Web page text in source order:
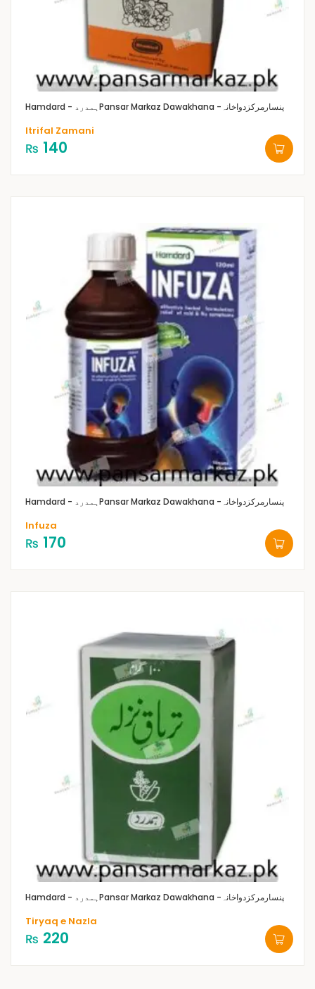
Hamdard - ہمدرد Pansar Markaz Dawakhana -پنسارمرکزدواخانہ
Itrifal Zamani
₨ 140
Hamdard - ہمدرد Pansar Markaz Dawakhana -پنسارمرکزدواخانہ
Infuza
₨ 170
Hamdard - ہمدرد Pansar Markaz Dawakhana -پنسارمرکزدواخانہ
Tiryaq e Nazla
₨ 220